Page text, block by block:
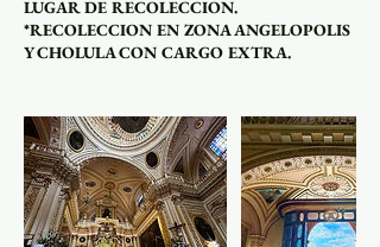
LUGAR DE RECOLECCION.
*RECOLECCION EN ZONA ANGELOPOLIS
Y CHOLULA CON CARGO EXTRA.